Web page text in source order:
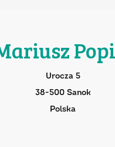
Urocza 5
38-500 Sanok
Polska